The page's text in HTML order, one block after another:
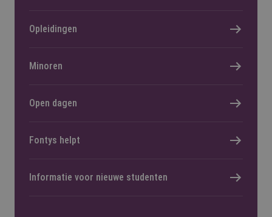
Opleidingen
Minoren
Open dagen
Fontys helpt
Informatie voor nieuwe studenten